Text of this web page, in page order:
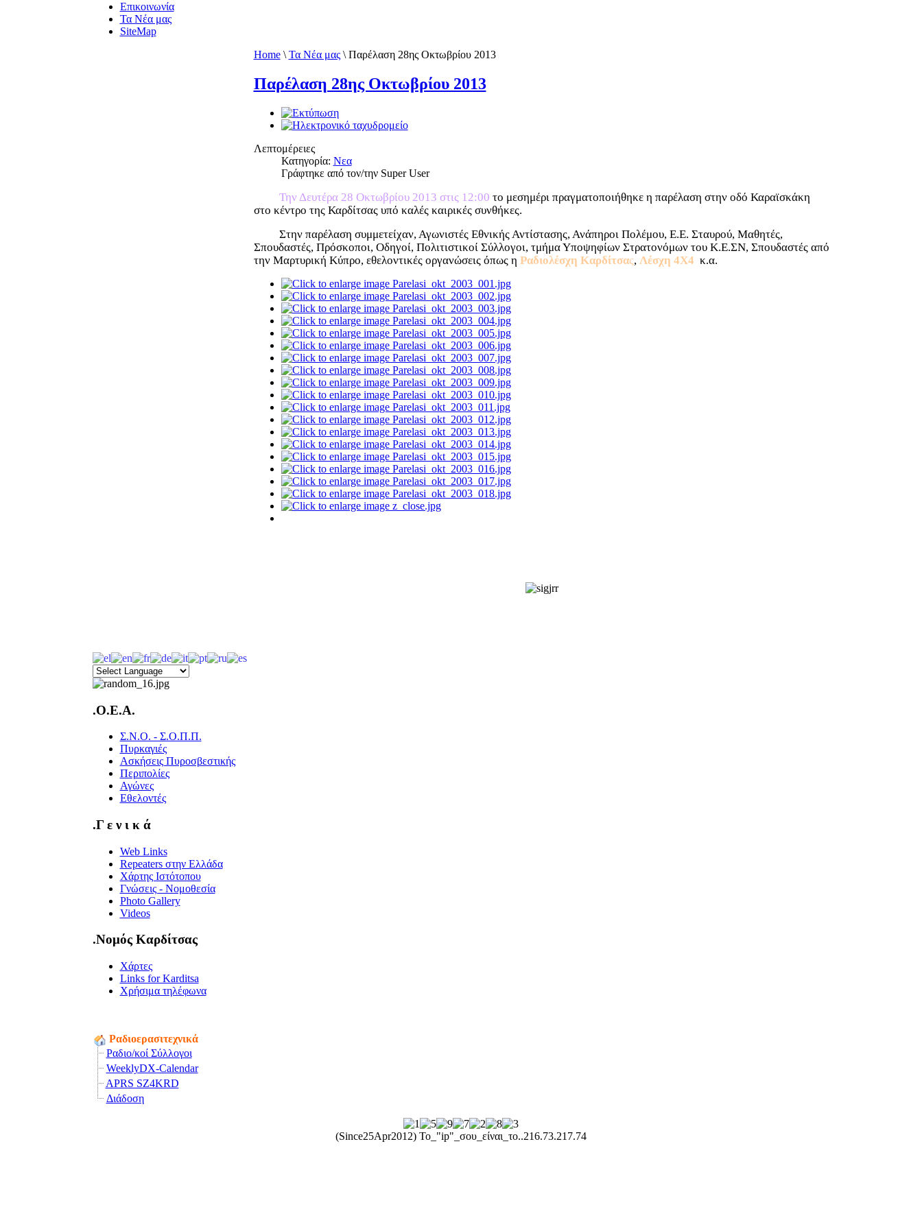
Επικοινωνία
Τα Νέα μας
SiteMap
Home \ Τα Νέα μας \Παρέλαση 28ης Οκτωβρίου 2013
Παρέλαση 28ης Οκτωβρίου 2013
Λεπτομέρειες
Κατηγορία: Νεα
Γράφτηκε από τον/την Super User
Την Δευτέρα 28 Οκτωβρίου 2013 στις 12:00 το μεσημέρι πραγματοποιήθηκε η παρέλαση στην οδό Καραϊσκάκη
στο κέντρο της Καρδίτσας υπό καλές καιρικές συνθήκες.
Στην παρέλαση συμμετείχαν, Αγωνιστές Εθνικής Αντίστασης, Ανάπηροι Πολέμου, Ε.Ε. Σταυρού, Μαθητές,
Σπουδαστές, Πρόσκοποι, Οδηγοί, Πολιτιστικοί Σύλλογοι, τμήμα Υποψηφίων Στρατονόμων του Κ.Ε.ΣΝ, Σπουδαστές από
την Μαρτυρική Κύπρο, εθελοντικές οργανώσεις όπως η Ραδιολέσχη Καρδίτσας, Λέσχη 4Χ4 κ.α.
.O.E.A.
Σ.Ν.Ο. - Σ.Ο.Π.Π.
Πυρκαγιές
Ασκήσεις Πυροσβεστικής
Περιπολίες
Αγώνες
Εθελοντές
.Γ ε ν ι κ ά
Web Links
Repeaters στην Ελλάδα
Χάρτης Ιστότοπου
Γνώσεις - Νομοθεσία
Photo Gallery
Videos
.Νομός Καρδίτσας
Χάρτες
Links for Karditsa
Χρήσιμα τηλέφωνα
Ραδιοερασιτεχνικά
Ραδιο/κοί Σύλλογοι
WeeklyDX-Calendar
APRS SZ4KRD
Διάδοση
(Since25Apr2012) Το_"ip"_σου_είναι_το..216.73.217.74